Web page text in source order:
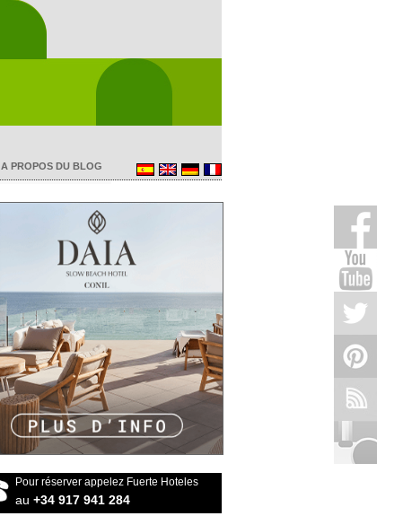
A PROPOS DU BLOG
Pour réserver appelez Fuerte Hoteles
au +34 917 941 284